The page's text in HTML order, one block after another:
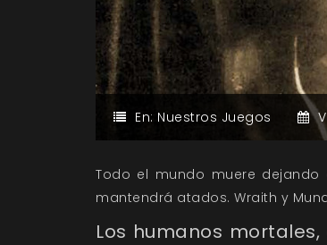
En: Nuestros Juegos
Todo el mundo muere dejando
mantendrá atados. Wraith y
Los humanos